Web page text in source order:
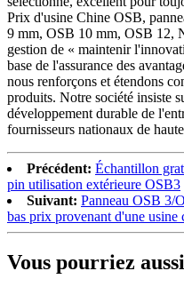
Prix ​​d'usine Chine OSB,
9 mm, OSB 10 mm, OSB 12,
gestion de « maintenir
base de l'assurance des
nous renforçons et étendons
produits. Notre société insiste
développement durable de
fournisseurs nationaux de
Précédent: Échantillon
pin utilisation extérieure OSB3
Suivant: Panneau OSB 3/
bas prix provenant d'une usine
Vous pourriez